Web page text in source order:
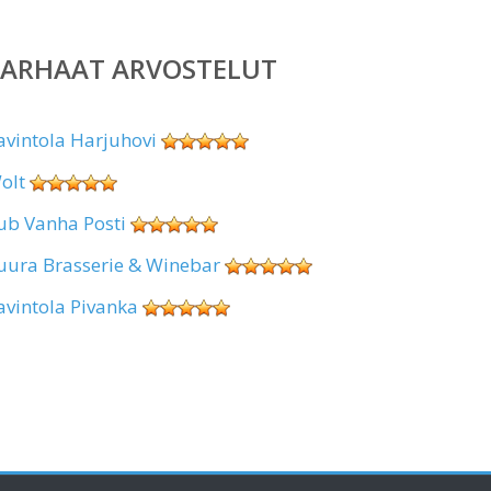
ARVOSTELUT
Harjuhovi
Vanha Posti
Brasserie & Winebar
Pivanka